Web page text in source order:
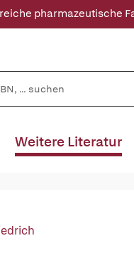
pharmazeutische
Weitere Literatur